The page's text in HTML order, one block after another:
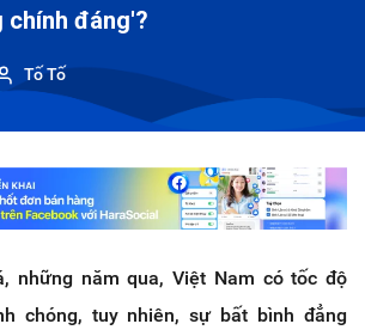
chính đáng'?
Tố Tố
những năm qua, Việt Nam có tốc độ
chóng, tuy nhiên, sự bất bình đẳng